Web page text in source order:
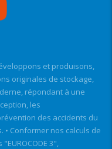
et produisons,
originales de stockage,
répondant à une
les
des accidents du
Conformer nos calculs de
3",